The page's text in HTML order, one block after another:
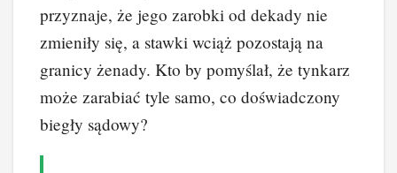
przyznaje, że jego zarobki od dekady nie
zmieniły się, a stawki wciąż pozostają na
granicy żenady. Kto by pomyślał, że tynkarz
może zarabiać tyle samo, co doświadczony
biegły sądowy?